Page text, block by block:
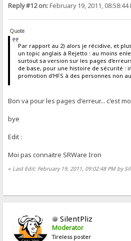
Reply #12 on:February 19, 2011, 08:58:44
Quote
Par rapport au 2) alors je récidive, et
un topic anglais à Rejetto : au moins
surtout sa version sur les pages
de base, pour une histoire de sécurité :
promotion d'HFS à des personnes non
Bon va pour les pages d'erreur... c'est
bye
Edit :
Moi pas connaitre SRWare Iron
« Last Edit: February 19, 2011, 09:02:48 PM by
SilentPliz
Moderator
Tireless poster